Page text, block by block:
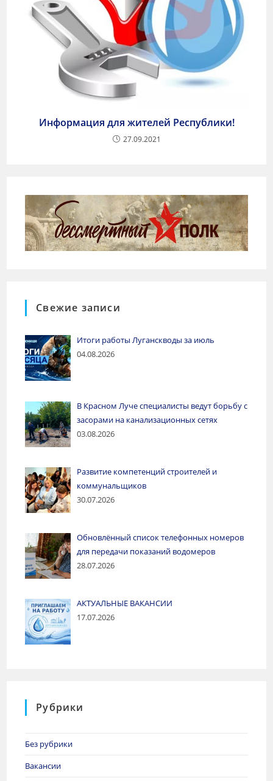
Информация для жителей Республики!
27.09.2021
Свежие записи
Итоги работы Луганскводы за июль
04.08.2026
В Красном Луче специалисты ведут борьбу с
засорами на канализационных сетях
03.08.2026
Развитие компетенций строителей и
коммунальщиков
30.07.2026
Обновлённый список телефонных номеров
для передачи показаний водомеров
28.07.2026
АКТУАЛЬНЫЕ ВАКАНСИИ
17.07.2026
Рубрики
Без рубрики
Вакансии